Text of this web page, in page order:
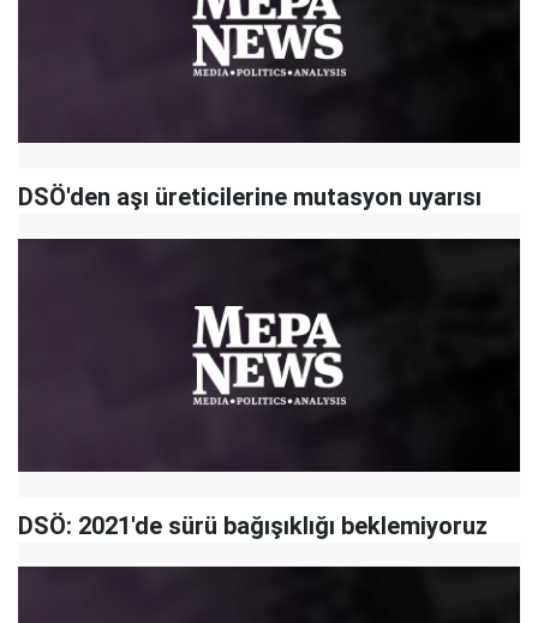
DSÖ'den aşı üreticilerine mutasyon uyarısı
DSÖ: 2021'de sürü bağışıklığı beklemiyoruz